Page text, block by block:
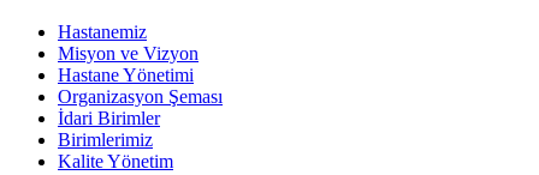
Hastanemiz
Misyon ve Vizyon
Hastane Yönetimi
Organizasyon Şeması
İdari Birimler
Birimlerimiz
Kalite Yönetim